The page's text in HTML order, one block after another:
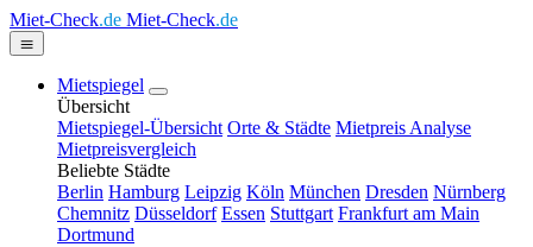
Miet-Check.de Miet-Check.de
Mietspiegel
Übersicht
Mietspiegel-Übersicht Orte & Städte Mietpreis Analyse
Mietpreisvergleich
Beliebte Städte
Berlin Hamburg Leipzig Köln München Dresden Nürnberg
Chemnitz Düsseldorf Essen Stuttgart Frankfurt am Main
Dortmund